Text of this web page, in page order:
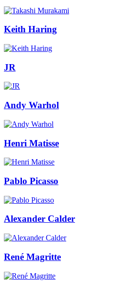
Keith Haring
JR
Andy Warhol
Henri Matisse
Pablo Picasso
Alexander Calder
René Magritte